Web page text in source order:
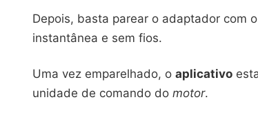
Depois, basta parear o adaptador com
instantânea e sem fios.
Uma vez emparelhado, o aplicativo
unidade de comando do motor.